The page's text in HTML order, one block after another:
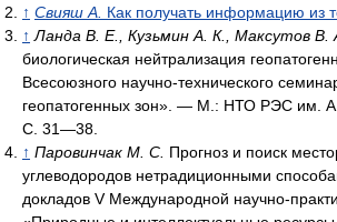
↑ Свияш А. Как получать информацию из
↑ Ланда В. Е., Кузьмин А. К., Максутов В.
биологическая нейтрализация
Всесоюзного научно-технического
геопатогенных зон». — М.: НТО РЭС им.
С. 31—38.
↑ Паровинчак М. С. Прогноз и поиск
углеводородов нетрадиционными
докладов V Международной научно-